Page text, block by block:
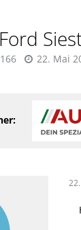
22. Mai